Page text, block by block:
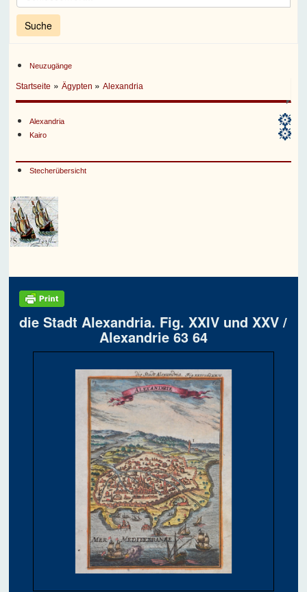
Neuzugänge
Startseite »Ägypten »Alexandria
Alexandria
Kairo
Stecherübersicht
die Stadt Alexandria. Fig. XXIV und XXV /
Alexandrie 63 64